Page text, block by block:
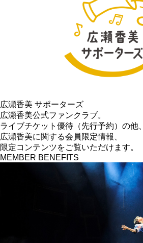
広瀬香美 サポーターズ
広瀬香美公式ファンクラブ。
ライブチケット優待（先行予約）の他、
広瀬香美に関する会員限定情報、
限定コンテンツをご覧いただけます。
MEMBER BENEFITS